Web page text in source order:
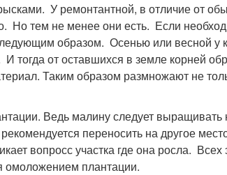
У ремонтантной, в отличие от
Но тем не менее они есть. Если
образом. Осенью или весной у
тогда от оставшихся в земле корней
Таким образом размножают не
Ведь малину следует выращивать
переносить на другое
вопросс участка где она росла. Всех
омоложением плантации.